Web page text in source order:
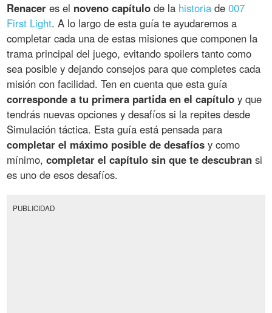
Renacer es el noveno capítulo de la historia de007
First Light. A lo largo de esta guía te ayudaremos a
completar cada una de estas misiones que componen la
trama principal del juego, evitando spoilers tanto como
sea posible y dejando consejos para que completes cada
misión con facilidad. Ten en cuenta que esta guía
corresponde a tu primera partida en el capítulo y que
tendrás nuevas opciones y desafíos si la repites desde
Simulación táctica. Esta guía está pensada para
completar el máximo posible de desafíos y como
mínimo,completar el capítulo sin que te descubran si
es uno de esos desafíos.
PUBLICIDAD